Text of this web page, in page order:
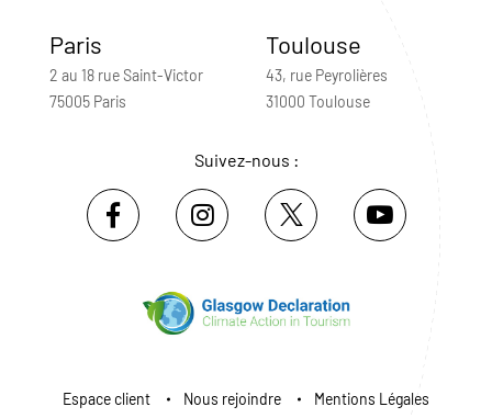
Paris
2 au 18 rue Saint-Victor
75005 Paris
Toulouse
43, rue Peyrolières
31000 Toulouse
Suivez-nous :
Espace client Nous rejoindre
Mentions Légales